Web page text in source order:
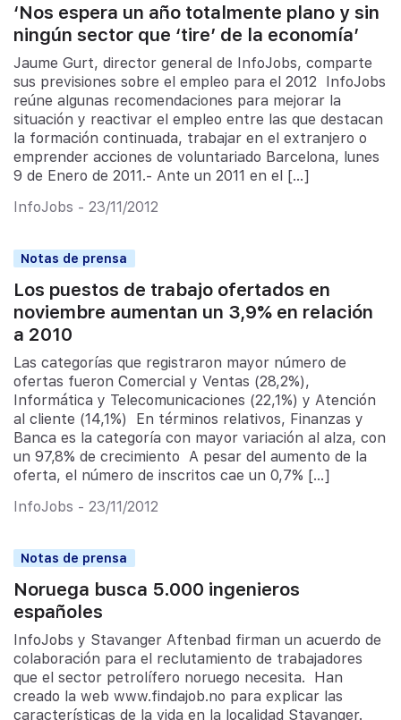
‘Nos espera un año totalmente plano y sin
ningún sector que ‘tire’ de la economía’
Jaume Gurt, director general de InfoJobs, comparte
sus previsiones sobre el empleo para el 2012 InfoJobs
reúne algunas recomendaciones para mejorar la
situación y reactivar el empleo entre las que destacan
la formación continuada, trabajar en el extranjero o
emprender acciones de voluntariado Barcelona, lunes
9 de Enero de 2011.- Ante un 2011 en el […]
InfoJobs - 23/11/2012
Notas de prensa
Los puestos de trabajo ofertados en
noviembre aumentan un 3,9% en relación
a 2010
Las categorías que registraron mayor número de
ofertas fueron Comercial y Ventas (28,2%),
Informática y Telecomunicaciones (22,1%) y Atención
al cliente (14,1%) En términos relativos, Finanzas y
Banca es la categoría con mayor variación al alza, con
un 97,8% de crecimiento A pesar del aumento de la
oferta, el número de inscritos cae un 0,7% […]
InfoJobs - 23/11/2012
Notas de prensa
Noruega busca 5.000 ingenieros
españoles
InfoJobs y Stavanger Aftenbad firman un acuerdo de
colaboración para el reclutamiento de trabajadores
que el sector petrolífero noruego necesita. Han
creado la web www.findajob.no para explicar las
características de la vida en la localidad Stavanger.